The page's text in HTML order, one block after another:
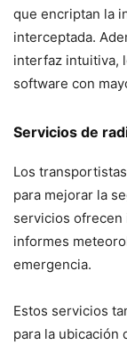
que encriptan la
interceptada.
interfaz intuitiva,
software con
Servicios de
Los
para mejorar la
servicios ofrecen
informes
emergencia.
Estos servicios
para la ubicación